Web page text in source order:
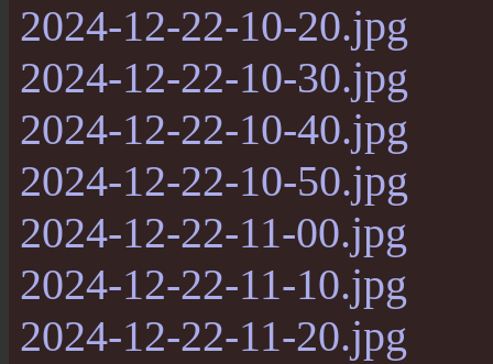
2024-12-22-10-20.jpg
2024-12-22-10-30.jpg
2024-12-22-10-40.jpg
2024-12-22-10-50.jpg
2024-12-22-11-00.jpg
2024-12-22-11-10.jpg
2024-12-22-11-20.jpg